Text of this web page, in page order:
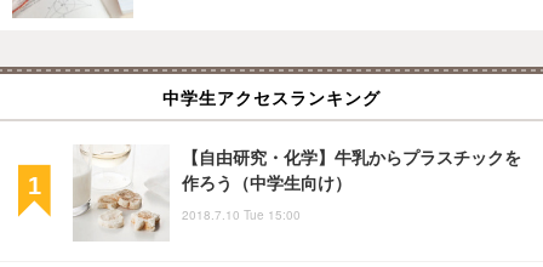
中学生アクセスランキング
【自由研究・化学】牛乳からプラスチックを
作ろう（中学生向け）
2018.7.10 Tue 15:00